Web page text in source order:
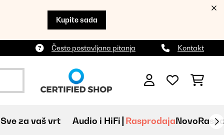
Kupite sada
Često postavljana pitanja Kontakt
Sve za vaš vrt Audio i HiFi RasprodajaNovo